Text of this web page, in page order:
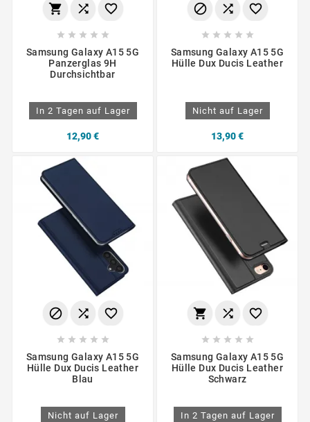
  
    
Samsung Galaxy A15 5G
Panzerglas 9H
Durchsichtbar
In 2 Tagen auf Lager
12,90 €
  
    
Samsung Galaxy A15 5G
Hülle Dux Ducis Leather
Nicht auf Lager
13,90 €
  
    
Samsung Galaxy A15 5G
Hülle Dux Ducis Leather
Blau
Nicht auf Lager
  
    
Samsung Galaxy A15 5G
Hülle Dux Ducis Leather
Schwarz
In 2 Tagen auf Lager